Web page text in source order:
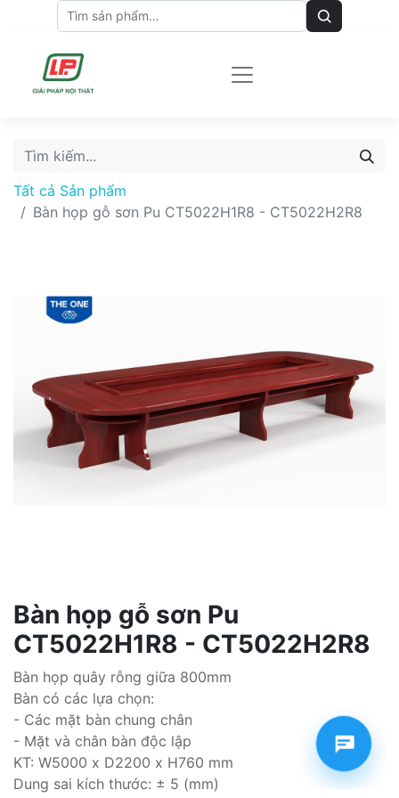
Tất cả Sản phẩm
Bàn họp gỗ sơn Pu CT5022H1R8 - CT5022H2R8
Bàn họp gỗ sơn Pu
CT5022H1R8 - CT5022H2R8
Bàn họp quây rỗng giữa 800mm
Bàn có các lựa chọn:
- Các mặt bàn chung chân
- Mặt và chân bàn độc lập
KT: W5000 x D2200 x H760 mm
Dung sai kích thước: ± 5 (mm)